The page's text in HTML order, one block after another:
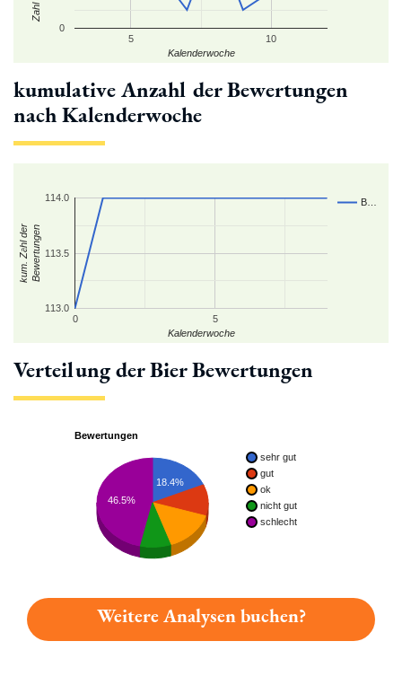
5 10
0
Kalenderwoche
kumulative Anzahl der Bewertungen
nach Kalenderwoche
B…
0 5
113.0
113.5
114.0
Kalenderwoche
kum. Zahl derBewertungen
Verteilung der Bier Bewertungen
Bewertungen
sehr gut
gut
ok
nicht gut
schlecht
18.4%
46.5%
Weitere Analysen buchen?